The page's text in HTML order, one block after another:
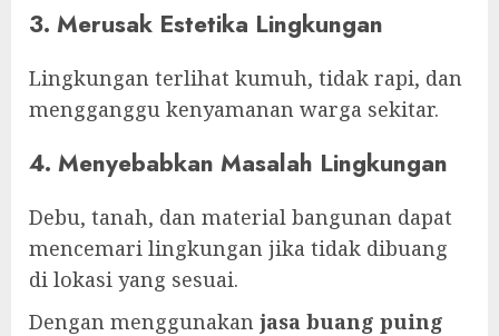
3. Merusak Estetika Lingkungan
Lingkungan terlihat kumuh, tidak rapi, dan
mengganggu kenyamanan warga sekitar.
4. Menyebabkan Masalah Lingkungan
Debu, tanah, dan material bangunan dapat
mencemari lingkungan jika tidak dibuang
di lokasi yang sesuai.
Dengan menggunakan jasa buang puing